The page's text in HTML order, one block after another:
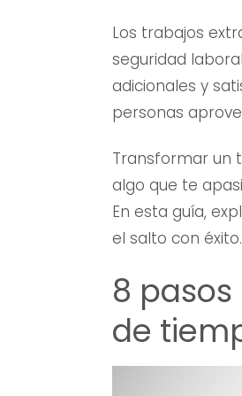
Los trabajos
seguridad
adicionales y
personas
Transformar un
algo que te
En esta guía,
el salto con éxito.
8
de